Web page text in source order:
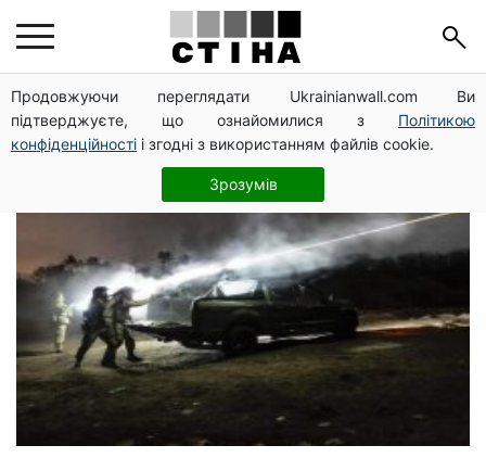
Продовжуючи переглядати Ukrainianwall.com Ви
підтверджуєте, що ознайомилися з Політикою
конфіденційності і згодні з використанням файлів cookie.
Зрозумів
Евровидение